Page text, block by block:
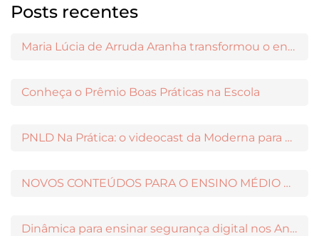
Posts recentes
Maria Lúcia de Arruda Aranha transformou o ensino de Filosofia no Brasil
Conheça o Prêmio Boas Práticas na Escola
PNLD Na Prática: o videocast da Moderna para apoiar a escolha das obras aprovadas
NOVOS CONTEÚDOS PARA O ENSINO MÉDIO DISPONÍVEIS NO MODERNAMIGOS
Dinâmica para ensinar segurança digital nos Anos Iniciais